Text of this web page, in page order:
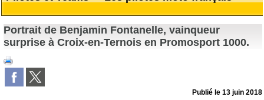
Portrait de Benjamin Fontanelle, vainqueur
surprise à Croix-en-Ternois en Promosport 1000.
Publié le13 juin 2018